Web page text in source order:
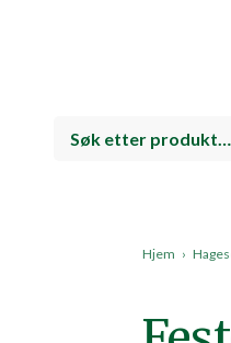
Hjem ›